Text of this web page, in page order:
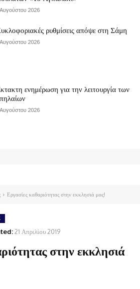
2026
ρυθμίσεις απόψε στη Σάμη
2026
ενημέρωση για την λειτουργία των
2026